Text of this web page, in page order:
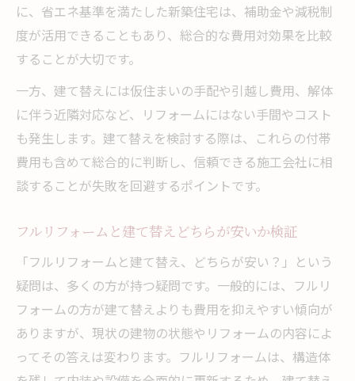
に、省エネ基準を満たした新築住宅は、補助金や減税制
度が活用できることもあり、総合的な費用対効果を比較
することが大切です。
一方、建て替えには仮住まいの手配や引越し費用、解体
に伴う近隣対応など、リフォームにはない手間やコスト
も発生します。建て替えを検討する際は、これらの付帯
費用も含めて総合的に判断し、信頼できる施工会社に相
談することが失敗を回避するポイントです。
フルリフォームと建て替えどちらが安いか検証
「フルリフォームと建て替え、どちらが安い？」という
疑問は、多くの方が持つ疑問です。一般的には、フルリ
フォームの方が建て替えよりも費用を抑えやすい傾向が
ありますが、現状の建物の状態やリフォームの内容によ
ってその答えは変わります。フルリフォームは、構造体